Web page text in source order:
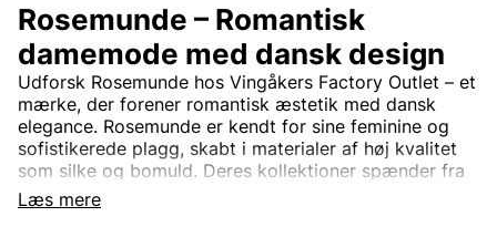
Læs mere
Rosemunde – Romantisk
damemode med dansk design
Udforsk Rosemunde hos Vingåkers Factory Outlet – et
mærke, der forener romantisk æstetik med dansk
elegance. Rosemunde er kendt for sine feminine og
sofistikerede plagg, skabt i materialer af høj kvalitet
som silke og bomuld. Deres kollektioner spænder fra
smukke toppe med blonde detaljer og bløde
cardigans til tidløse kjoler og stilrene basisplagg.